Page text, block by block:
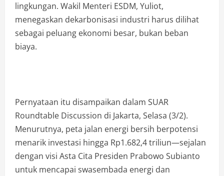
lingkungan. Wakil Menteri ESDM, Yuliot,
menegaskan dekarbonisasi industri harus dilihat
sebagai peluang ekonomi besar, bukan beban
biaya.
Pernyataan itu disampaikan dalam SUAR
Roundtable Discussion di Jakarta, Selasa (3/2).
Menurutnya, peta jalan energi bersih berpotensi
menarik investasi hingga Rp1.682,4 triliun—sejalan
dengan visi Asta Cita Presiden Prabowo Subianto
untuk mencapai swasembada energi dan